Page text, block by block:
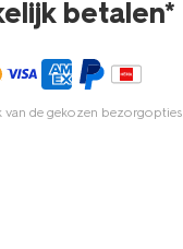
betalen*
van de gekozen bezorgopties